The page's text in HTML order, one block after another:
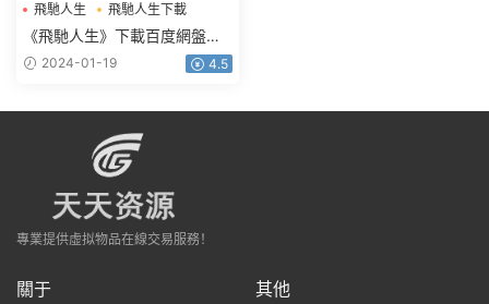
飛馳人生
飛馳人生下載
飛馳人生百度網盤下載
《飛馳人生》下載百度網盤
2019BD國語中字1.09GB
2024-01-19 4.5
專業提供虛拟物品在線交易服務！
關于 其他